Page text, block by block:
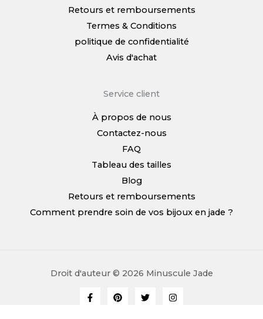
Retours et remboursements
Termes & Conditions
politique de confidentialité
Avis d'achat
Service client
À propos de nous
Contactez-nous
FAQ
Tableau des tailles
Blog
Retours et remboursements
Comment prendre soin de vos bijoux en jade ?
Droit d'auteur © 2026 Minuscule Jade